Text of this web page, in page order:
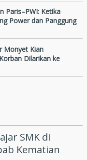
Paris–PWI: Ketika
Power dan Panggung
Monyet Kian
Dilarikan ke